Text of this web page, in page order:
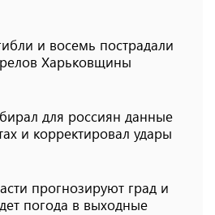
и восемь пострадали
Харьковщины
для россиян данные
и ​​корректировал удары
прогнозируют град и
погода в выходные